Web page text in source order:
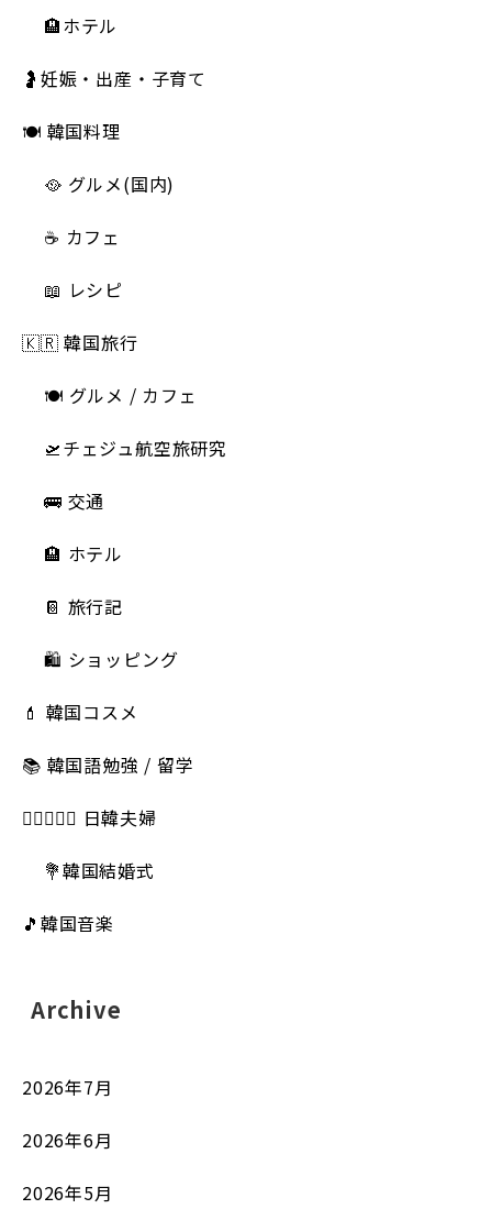
🏨ホテル
🤰妊娠・出産・子育て
🍽 韓国料理
🥘 グルメ(国内)
☕️ カフェ
📖 レシピ
🇰🇷 韓国旅行
🍽 グルメ / カフェ
🛫チェジュ航空旅研究
🚌 交通
🏨 ホテル
📔 旅行記
🛍️ ショッピング
💄 韓国コスメ
📚 韓国語勉強 / 留学
👩🏻‍❤️‍👨🏻 日韓夫婦
💐韓国結婚式
🎵韓国音楽
Archive
2026年7月
2026年6月
2026年5月